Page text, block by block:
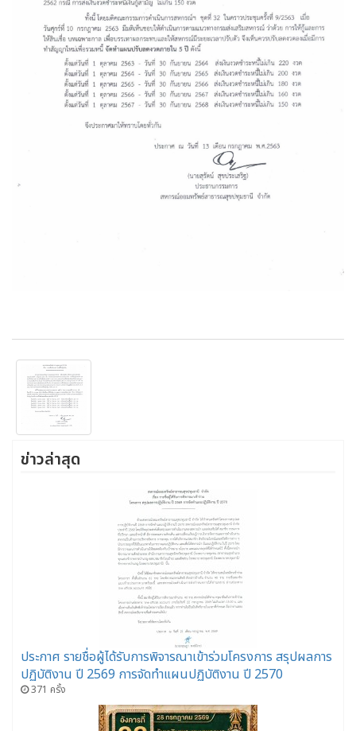
ข่าวล่าสุด
ประกาศ รายชื่อผู้ได้รับการพิจารณาเข้าร่วมโครงการ สรุปผลการ
ปฏิบัติงาน ปี 2569 การจัดทำแผนปฏิบัติงาน ปี 2570
371 ครั้ง